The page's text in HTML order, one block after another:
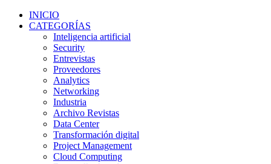
INICIO
CATEGORÍAS
Inteligencia artificial
Security
Entrevistas
Proveedores
Analytics
Networking
Industria
Archivo Revistas
Data Center
Transformación digital
Project Management
Cloud Computing